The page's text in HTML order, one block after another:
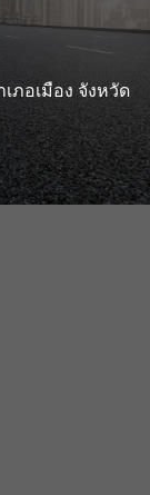
ภอเมือง จังหวัด